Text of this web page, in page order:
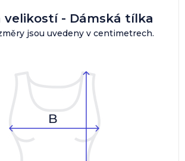
velikostí - Dámská tílka
jsou uvedeny v centimetrech.